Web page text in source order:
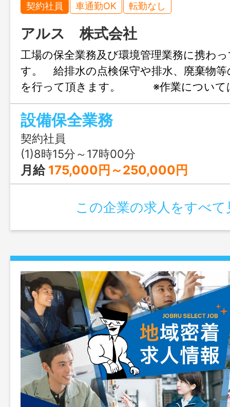
契約社員 車通勤OK 転勤なし
アルス 株式会社
工場の保全業務及び環境管理業務に携わ
す。 給排水の点検保守や排水、廃棄物等
を行って頂きます。 ※作業について
ら丁寧に教育いたしますので、安心 し
い。 変更範囲：会社が定める業務
設備保全業務
契約社員
(1)8時15分～17時00分
月給 175,000円～250,000円
この企業の求人をすべて